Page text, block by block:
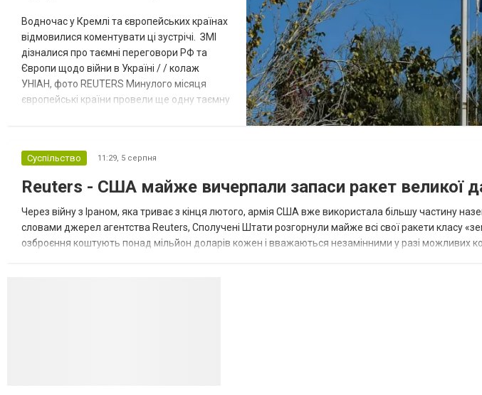
Водночас у Кремлі та європейських країнах
відмовилися коментувати ці зустрічі. ЗМІ
дізналися про таємні переговори РФ та
Європи щодо війни в Україні / / колаж
УНІАН, фото REUTERS Минулого місяця
європейські країни провели ще одну таємну
зі сторони Європи до цих переговорів
долучилися колишні високопосадовці
Великої Британії, Франції, Німеччини та Р...
Суспільство 11:29, 5 серпня
Reuters - США майже вичерпали запаси ракет великої
Через війну з Іраном, яка триває з кінця лютого, армія США вже використала більшу частину
словами джерел агентства Reuters, Сполучені Штати розгорнули майже всі свої ракети класу
озброєння коштують понад мільйон доларів кожен і вважаються незамінними у разі можливих